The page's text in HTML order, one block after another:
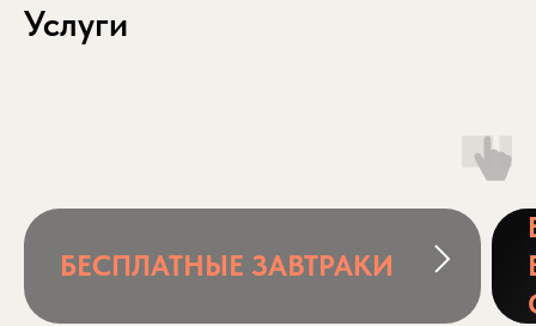
Услуги
БЕСПЛАТНЫЕ ЗАВТРАКИ